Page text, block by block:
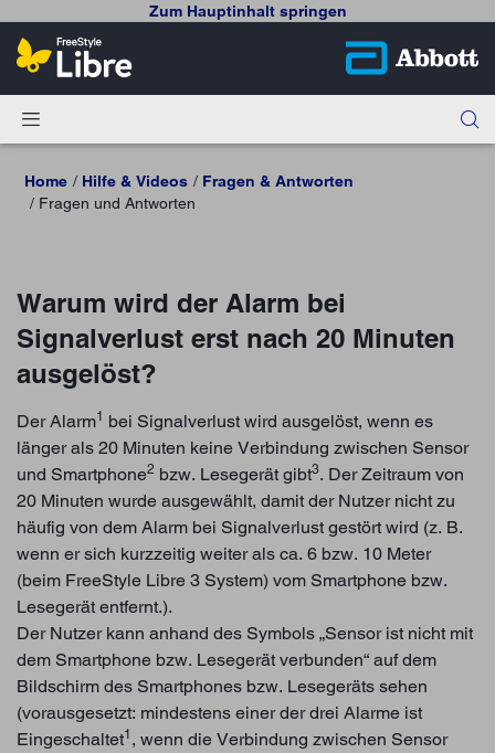
Zum Hauptinhalt springen
Home Hilfe & Videos
Fragen & Antworten
Fragen und Antworten
Warum wird der Alarm bei
Signalverlust erst nach 20 Minuten
ausgelöst?
Der Alarm1 bei Signalverlust wird ausgelöst, wenn es
länger als 20 Minuten keine Verbindung zwischen Sensor
und Smartphone2 bzw. Lesegerät gibt3. Der Zeitraum von
20 Minuten wurde ausgewählt, damit der Nutzer nicht zu
häufig von dem Alarm bei Signalverlust gestört wird (z. B.
wenn er sich kurzzeitig weiter als ca. 6 bzw. 10 Meter
(beim FreeStyle Libre 3 System) vom Smartphone bzw.
Lesegerät entfernt.).
Der Nutzer kann anhand des Symbols „Sensor ist nicht mit
dem Smartphone bzw. Lesegerät verbunden“ auf dem
Bildschirm des Smartphones bzw. Lesegeräts sehen
(vorausgesetzt: mindestens einer der drei Alarme ist
Eingeschaltet1 , wenn die Verbindung zwischen Sensor